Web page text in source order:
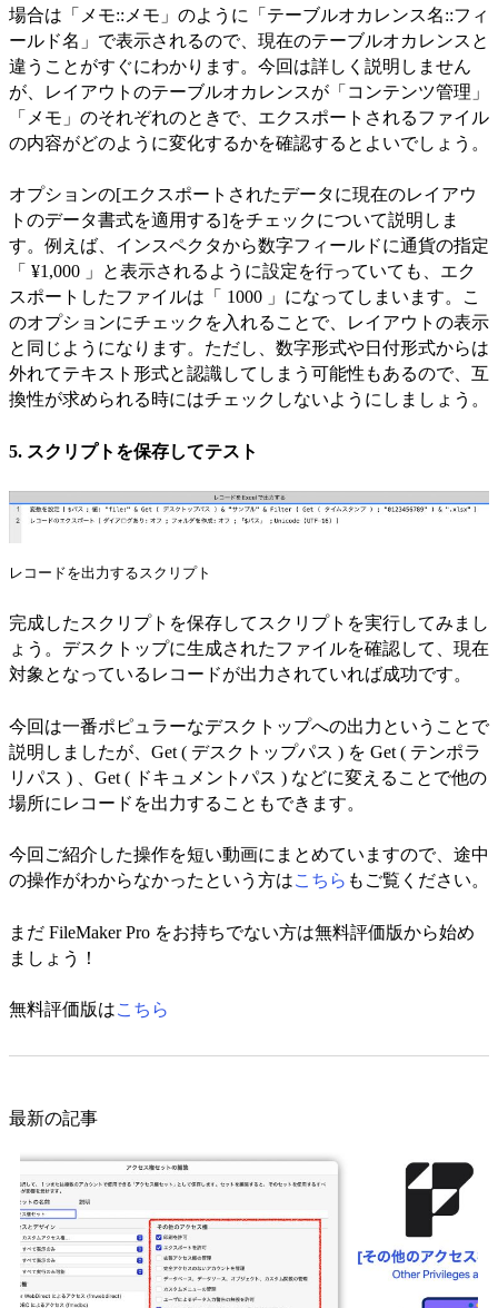
場合は「メモ::メモ」のように「テーブルオカレンス名::フィ
ールド名」で表示されるので、現在のテーブルオカレンスと
違うことがすぐにわかります。今回は詳しく説明しません
が、レイアウトのテーブルオカレンスが「コンテンツ管理」
「メモ」のそれぞれのときで、エクスポートされるファイル
の内容がどのように変化するかを確認するとよいでしょう。
オプションの[エクスポートされたデータに現在のレイアウ
トのデータ書式を適用する]をチェックについて説明しま
す。例えば、インスペクタから数字フィールドに通貨の指定
「 ¥1,000 」と表示されるように設定を行っていても、エク
スポートしたファイルは「 1000 」になってしまいます。こ
のオプションにチェックを入れることで、レイアウトの表示
と同じようになります。ただし、数字形式や日付形式からは
外れてテキスト形式と認識してしまう可能性もあるので、互
換性が求められる時にはチェックしないようにしましょう。
5. スクリプトを保存してテスト
レコードを出力するスクリプト
完成したスクリプトを保存してスクリプトを実行してみまし
ょう。デスクトップに生成されたファイルを確認して、現在
対象となっているレコードが出力されていれば成功です。
今回は一番ポピュラーなデスクトップへの出力ということで
説明しましたが、Get ( デスクトップパス ) を Get ( テンポラ
リパス ) 、Get ( ドキュメントパス ) などに変えることで他の
場所にレコードを出力することもできます。
今回ご紹介した操作を短い動画にまとめていますので、途中
の操作がわからなかったという方はこちら もご覧ください。
まだ FileMaker Pro をお持ちでない方は無料評価版から始め
ましょう！
無料評価版はこちら
最新の記事